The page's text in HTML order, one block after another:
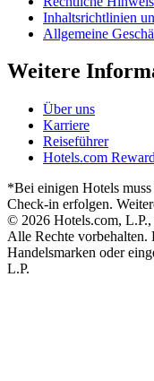
Inhaltsrichtlinien
Allgemeine
Weitere
Über uns
Karriere
Reiseführer
Hotels.com
*Bei einigen Hotels
Check-in erfolgen.
© 2026 Hotels.com,
Alle Rechte vorbehalten.
Handelsmarken oder
L.P.